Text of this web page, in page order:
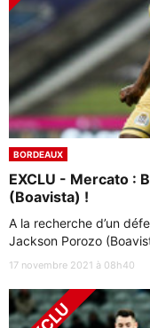
BORDEAUX
EXCLU - Mercato :
(Boavista) !
A la recherche d’un
Jackson Porozo
17 novembre 2021 à 08h40